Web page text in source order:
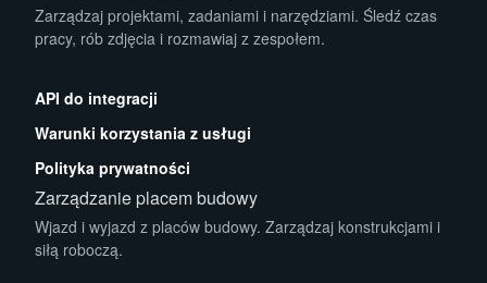
Zarządzaj projektami, zadaniami i narzędziami. Śledź czas
pracy, rób zdjęcia i rozmawiaj z zespołem.
API do integracji
Warunki korzystania z usługi
Polityka prywatności
Zarządzanie placem budowy
Wjazd i wyjazd z placów budowy. Zarządzaj konstrukcjami i
siłą roboczą.